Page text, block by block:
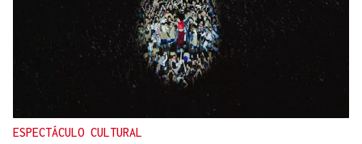
ESPECTÁCULO CULTURAL